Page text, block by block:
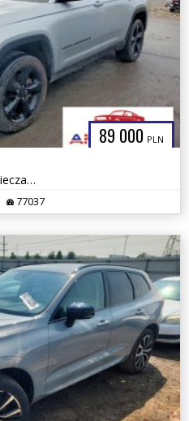
89 000 PLN
2023r., Laredo, 3.6L, od ubezpieczalni
77037